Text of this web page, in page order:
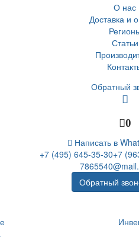
О нас
Доставка и
Статьи
Обратный
0
Написать в
+7 (495) 645-35-30+7
Обратный